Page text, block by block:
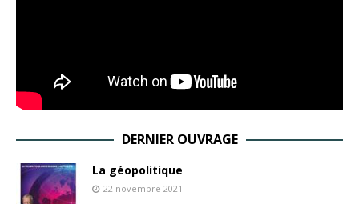
DERNIER OUVRAGE
La géopolitique
22 novembre 2021